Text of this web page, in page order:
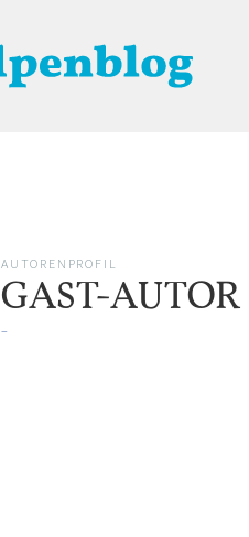
AUTORENPROFIL
GAST-AUTOR
–